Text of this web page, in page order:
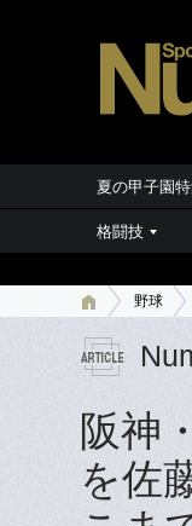
夏の甲子園
格闘技
野球
阪神
を佐